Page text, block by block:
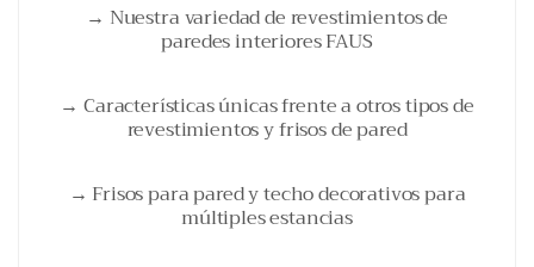
→ Nuestra variedad de revestimientos de
paredes interiores FAUS
→ Características únicas frente a otros tipos de
revestimientos y frisos de pared
→ Frisos para pared y techo decorativos para
múltiples estancias